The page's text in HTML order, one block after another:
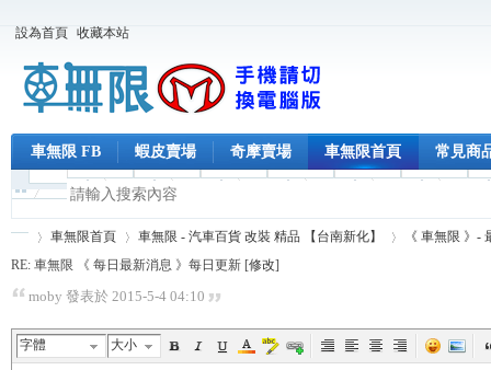
設為首頁 收藏本站
車無限 FB 蝦皮賣場 奇摩賣場 車無限首頁 常見商
車 ›
車無限首頁
›
車無限 - 汽車百貨 改裝 精品 【台南新化】
›
《 車無限 》-
RE: 車無限 《 每日最新消息 》每日更新 [修改]
moby 發表於 2015-5-4 04:10
字體 大小